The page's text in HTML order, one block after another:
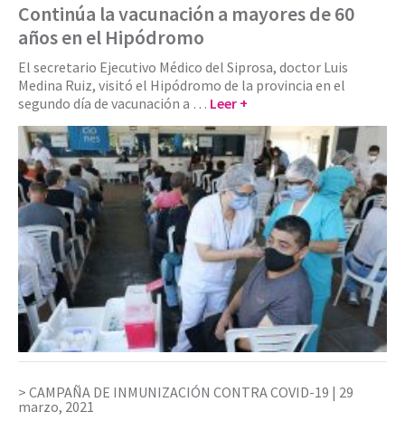
Continúa la vacunación a mayores de 60
años en el Hipódromo
El secretario Ejecutivo Médico del Siprosa, doctor Luis
Medina Ruiz, visitó el Hipódromo de la provincia en el
segundo día de vacunación a … Leer +
CAMPAÑA DE INMUNIZACIÓN CONTRA COVID-19 | 29
marzo, 2021